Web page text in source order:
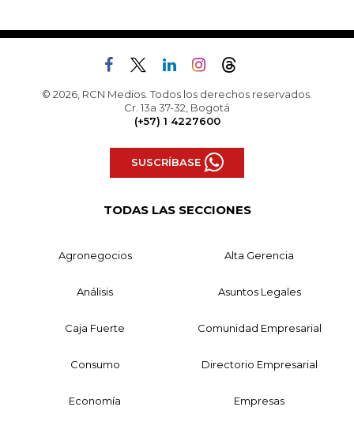
© 2026, RCN Medios. Todos los derechos reservados.
Cr. 13a 37-32, Bogotá
(+57) 1 4227600
SUSCRÍBASE
TODAS LAS SECCIONES
Agronegocios Alta Gerencia
Análisis Asuntos Legales
Caja Fuerte Comunidad Empresarial
Consumo Directorio Empresarial
Economía Empresas